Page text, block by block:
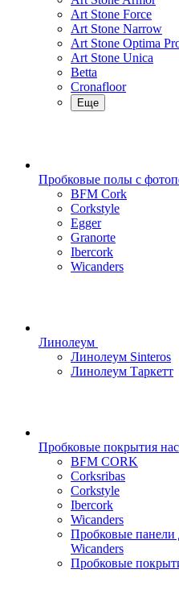
Art Stone Force
Art Stone Narrow
Art Stone Optima
Art Stone Unica
Betta
Cronafloor
Еще
Пробковые полы с
BFM Cork
Corkstyle
Egger
Granorte
Ibercork
Wicanders
Линолеум
Линолеум Sinteros
Линолеум Таркетт
Пробковые покрытия
BFM CORK
Corksribas
Corkstyle
Ibercork
Wicanders
Пробковые панели
Wicanders
Пробковые